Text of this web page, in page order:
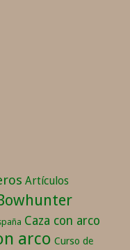
Artículos
Caza con arco
arco Curso de